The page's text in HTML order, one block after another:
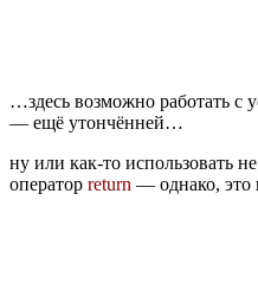
…здесь возможно работать с
— ещё утончённей…
ну или как-то использовать
оператор return — однако, это